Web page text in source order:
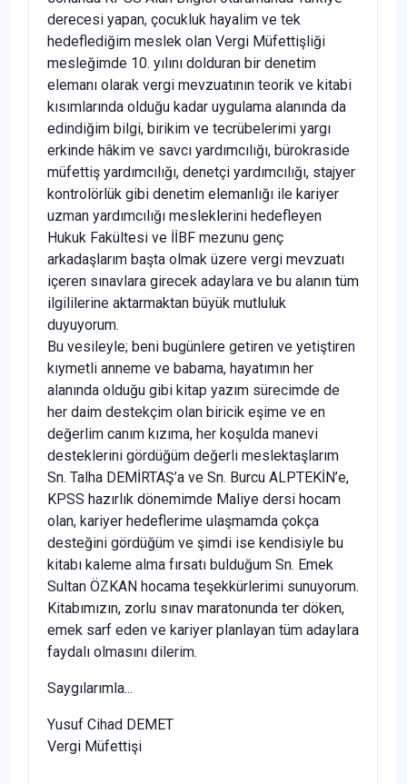
derecesi yapan, çocukluk hayalim ve tek
hedeflediğim meslek olan Vergi Müfettişliği
mesleğimde 10. yılını dolduran bir denetim
elemanı olarak vergi mevzuatının teorik ve kitabi
kısımlarında olduğu kadar uygulama alanında da
edindiğim bilgi, birikim ve tecrübelerimi yargı
erkinde hâkim ve savcı yardımcılığı, bürokraside
müfettiş yardımcılığı, denetçi yardımcılığı, stajyer
kontrolörlük gibi denetim elemanlığı ile kariyer
uzman yardımcılığı mesleklerini hedefleyen
Hukuk Fakültesi ve İİBF mezunu genç
arkadaşlarım başta olmak üzere vergi mevzuatı
içeren sınavlara girecek adaylara ve bu alanın tüm
ilgililerine aktarmaktan büyük mutluluk
duyuyorum.
Bu vesileyle; beni bugünlere getiren ve yetiştiren
kıymetli anneme ve babama, hayatımın her
alanında olduğu gibi kitap yazım sürecimde de
her daim destekçim olan biricik eşime ve en
değerlim canım kızıma, her koşulda manevi
desteklerini gördüğüm değerli meslektaşlarım
Sn. Talha DEMİRTAŞ’a ve Sn. Burcu ALPTEKİN’e,
KPSS hazırlık dönemimde Maliye dersi hocam
olan, kariyer hedeflerime ulaşmamda çokça
desteğini gördüğüm ve şimdi ise kendisiyle bu
kitabı kaleme alma fırsatı bulduğum Sn. Emek
Sultan ÖZKAN hocama teşekkürlerimi sunuyorum.
Kitabımızın, zorlu sınav maratonunda ter döken,
emek sarf eden ve kariyer planlayan tüm adaylara
faydalı olmasını dilerim.
Saygılarımla...
Yusuf Cihad DEMET
Vergi Müfettişi